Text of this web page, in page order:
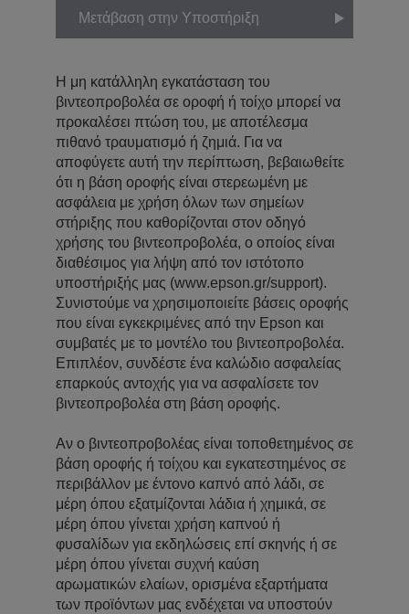
Μετάβαση στην Υποστήριξη
Η μη κατάλληλη εγκατάσταση του
βιντεοπροβολέα σε οροφή ή τοίχο μπορεί να
προκαλέσει πτώση του, με αποτέλεσμα
πιθανό τραυματισμό ή ζημιά. Για να
αποφύγετε αυτή την περίπτωση, βεβαιωθείτε
ότι η βάση οροφής είναι στερεωμένη με
ασφάλεια με χρήση όλων των σημείων
στήριξης που καθορίζονται στον οδηγό
χρήσης του βιντεοπροβολέα, ο οποίος είναι
διαθέσιμος για λήψη από τον ιστότοπο
υποστήριξής μας (www.epson.gr/support).
Συνιστούμε να χρησιμοποιείτε βάσεις οροφής
που είναι εγκεκριμένες από την Epson και
συμβατές με το μοντέλο του βιντεοπροβολέα.
Επιπλέον, συνδέστε ένα καλώδιο ασφαλείας
επαρκούς αντοχής για να ασφαλίσετε τον
βιντεοπροβολέα στη βάση οροφής.
Αν ο βιντεοπροβολέας είναι τοποθετημένος σε
βάση οροφής ή τοίχου και εγκατεστημένος σε
περιβάλλον με έντονο καπνό από λάδι, σε
μέρη όπου εξατμίζονται λάδια ή χημικά, σε
μέρη όπου γίνεται χρήση καπνού ή
φυσαλίδων για εκδηλώσεις επί σκηνής ή σε
μέρη όπου γίνεται συχνή καύση
αρωματικών ελαίων, ορισμένα εξαρτήματα
των προϊόντων μας ενδέχεται να υποστούν